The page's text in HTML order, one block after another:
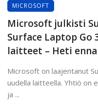
MICROSOFT
Microsoft julkisti
Surface Laptop Go
laitteet – Heti
Microsoft on laajentanut
uudella laitteella. Yhtiö on
ja ...